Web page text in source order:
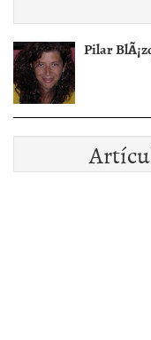
Pilar